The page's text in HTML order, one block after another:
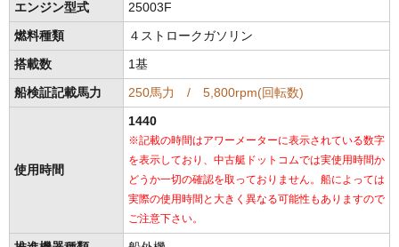
エンジン型式 25003F
燃料種類 ４ストロークガソリン
搭載数 1基
船検証記載馬力 250馬力 / 5,800rpm(回転数)
使用時間
1440
※記載の時間はアワーメーターに表示されている数字
を表示しており、中古艇ドットコムでは実使用時間か
どうか一切の確認を取っておりません。船によっては
実際の使用時間と大きく異なる可能性もありますので
ご注意下さい。